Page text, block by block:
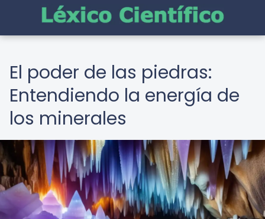
El poder de las piedras:
Entendiendo la energía de
los minerales